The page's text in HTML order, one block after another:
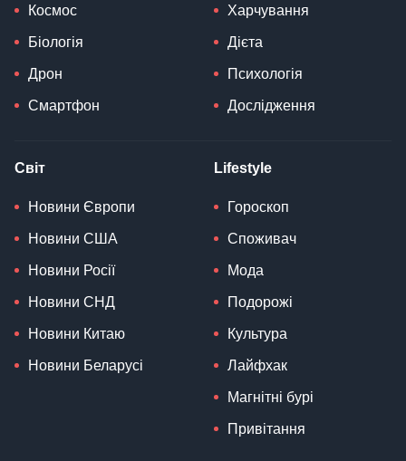
Космос
Біологія
Дрон
Смартфон
Харчування
Дієта
Психологія
Дослідження
Світ
Новини Європи
Новини США
Новини Росії
Новини СНД
Новини Китаю
Новини Беларусі
Lifestyle
Гороскоп
Споживач
Мода
Подорожі
Культура
Лайфхак
Магнітні бурі
Привітання